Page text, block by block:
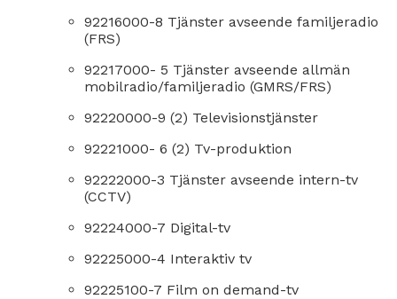
92216000-8 Tjänster avseende familjeradio
(FRS)
92217000- 5 Tjänster avseende allmän
mobilradio/familjeradio (GMRS/FRS)
92220000-9 (2) Televisionstjänster
92221000- 6 (2) Tv-produktion
92222000-3 Tjänster avseende intern-tv
(CCTV)
92224000-7 Digital-tv
92225000-4 Interaktiv tv
92225100-7 Film on demand-tv